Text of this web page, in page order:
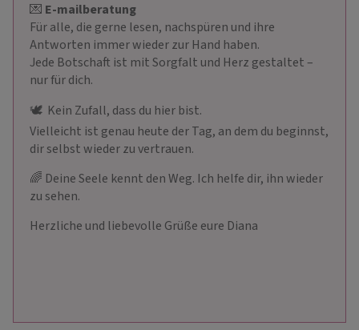
💌 E-mailberatung
Für alle, die gerne lesen, nachspüren und ihre
Antworten immer wieder zur Hand haben.
Jede Botschaft ist mit Sorgfalt und Herz gestaltet –
nur für dich.
🕊 ️ Kein Zufall, dass du hier bist.
Vielleicht ist genau heute der Tag, an dem du beginnst,
dir selbst wieder zu vertrauen.
🌈 Deine Seele kennt den Weg. Ich helfe dir, ihn wieder
zu sehen.
Herzliche und liebevolle Grüße eure Diana